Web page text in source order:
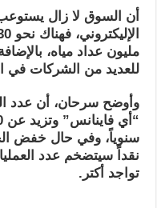
أن السوق لا زال
للعديد من الشركات في
وأوضح سرحان، أن عدد
سنوياً، وفي حال خفض
نقداً سيتضخم عدد
تواجد أكتر.